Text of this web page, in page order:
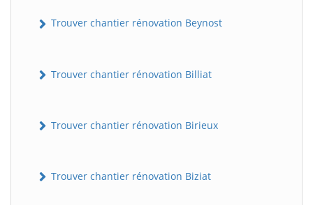
Trouver chantier rénovation Beynost
Trouver chantier rénovation Billiat
Trouver chantier rénovation Birieux
Trouver chantier rénovation Biziat